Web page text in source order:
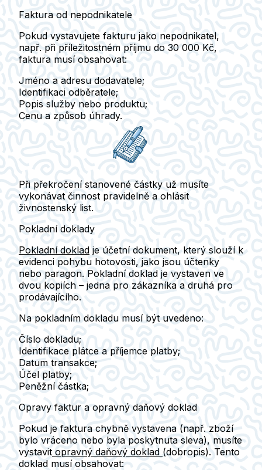
Faktura od nepodnikatele
Pokud vystavujete fakturu jako nepodnikatel,
např. při příležitostném příjmu do 30 000 Kč,
faktura musí obsahovat:
Jméno a adresu dodavatele;
Identifikaci odběratele;
Popis služby nebo produktu;
Cenu a způsob úhrady.
Při překročení stanovené částky už musíte
vykonávat činnost pravidelně a ohlásit
živnostenský list.
Pokladní doklady
Pokladní doklad je účetní dokument, který slouží k
evidenci pohybu hotovosti, jako jsou účtenky
nebo paragon. Pokladní doklad je vystaven ve
dvou kopiích – jedna pro zákazníka a druhá pro
prodávajícího.
Na pokladním dokladu musí být uvedeno:
Číslo dokladu;
Identifikace plátce a příjemce platby;
Datum transakce;
Účel platby;
Peněžní částka;
Opravy faktur a opravný daňový doklad
Pokud je faktura chybně vystavena (např. zboží
bylo vráceno nebo byla poskytnuta sleva), musíte
vystavit opravný daňový doklad (dobropis). Tento
doklad musí obsahovat: